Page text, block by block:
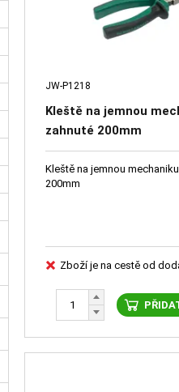
JW-P1218
Kleště na jemnou
zahnuté 200mm
Kleště na jemnou
200mm
Zboží je na cestě od